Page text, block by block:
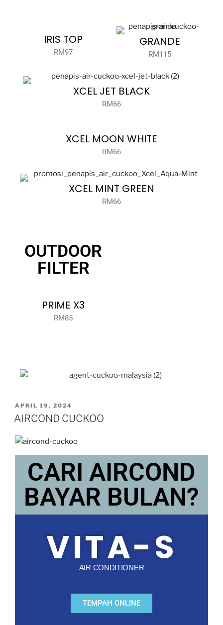
IRIS TOP
RM97
GRANDE
RM115
XCEL JET BLACK
RM66
XCEL MOON WHITE
RM66
XCEL MINT GREEN
RM66
OUTDOOR
FILTER
PRIME X3
RM85
APRIL 19, 2024
AIRCOND CUCKOO
CARI AIRCOND
BAYAR BULAN?
VITA-S
AIR CONDITIONER
TEMPAH ONLINE